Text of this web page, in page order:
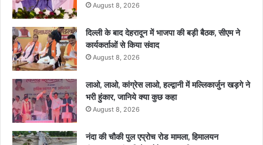
August 8, 2026
दिल्ली के बाद देहरादून में भाजपा की बड़ी बैठक, सीएम ने
कार्यकर्ताओं से किया संवाद
August 8, 2026
लाओ, लाओ, कांग्रेस लाओ, हल्द्वानी में मल्लिकार्जुन खड़गे ने
भरी हुंकार, जानिये क्या कुछ कहा
August 8, 2026
नंदा की चौकी पुल एप्रोच रोड मामला, हिमालयन